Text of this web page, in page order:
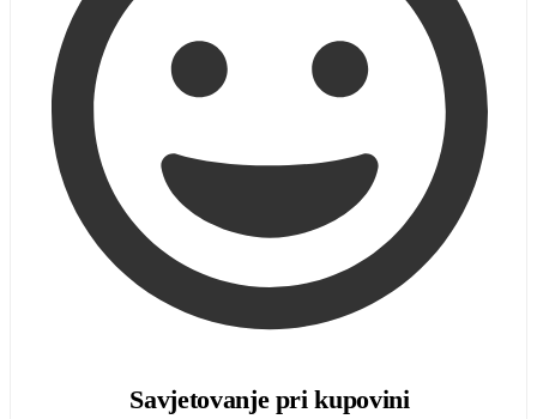
Savjetovanje pri kupovini